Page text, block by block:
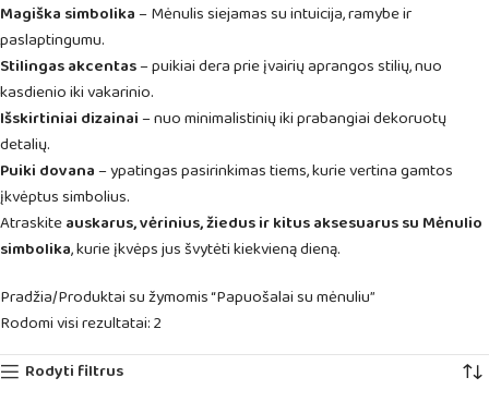
Magiška simbolika– Mėnulis siejamas su intuicija, ramybe ir
paslaptingumu.
Stilingas akcentas– puikiai dera prie įvairių aprangos stilių, nuo
kasdienio iki vakarinio.
Išskirtiniai dizainai– nuo minimalistinių iki prabangiai dekoruotų
detalių.
Puiki dovana– ypatingas pasirinkimas tiems, kurie vertina gamtos
įkvėptus simbolius.
Atraskiteauskarus, vėrinius, žiedus ir kitus aksesuarus su Mėnulio
simbolika, kurie įkvėps jus švytėti kiekvieną dieną.
Pradžia Produktai su žymomis “Papuošalai su mėnuliu”
Rodomi visi rezultatai: 2
Rodyti filtrus